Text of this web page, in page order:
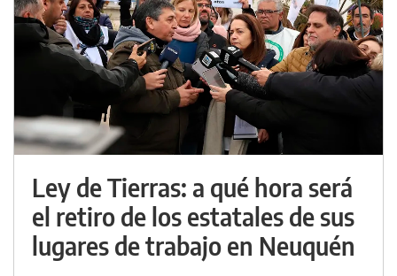
Ley de Tierras: a qué hora será
el retiro de los estatales de sus
lugares de trabajo en Neuquén